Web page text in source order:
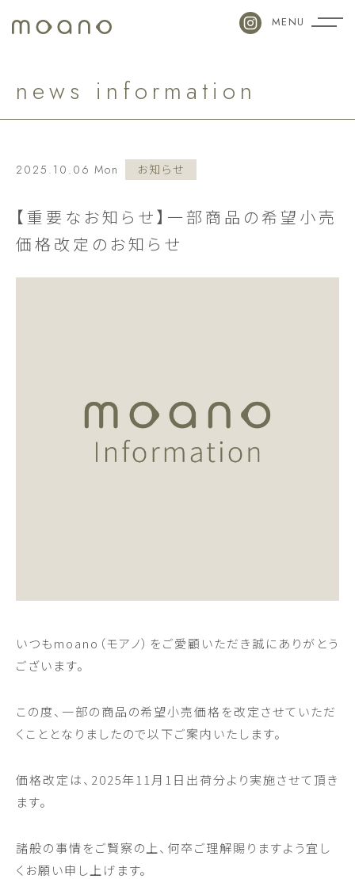
MENU
n ews i n fo rm ati o n
2025.10.06 Mon お知らせ
【重要なお知らせ】一部商品の希望小売
価格改定のお知らせ
いつもmoano（モアノ）をご愛顧いただき誠にありがとう
ございます。
この度、一部の商品の希望小売価格を改定させていただ
くこととなりましたので以下ご案内いたします。
価格改定は、2025年11月1日出荷分より実施させて頂き
ます。
諸般の事情をご賢察の上、何卒ご理解賜りますよう宜し
くお願い申し上げます。